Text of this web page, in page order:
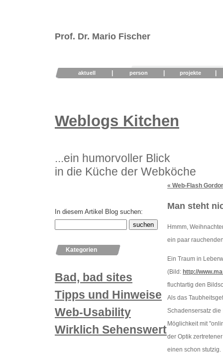
Prof. Dr. Mario Fischer
aktuell person projekte
Weblogs Kitchen
...ein humorvoller Blick
in die Küche der Webköche
« Web-Flash
Man steht
Hmmm,
ein paar
Ein Traum in
(Bild: http://
fluchtartig den
Als das
Schadensersatz
Möglichkeit mit
der Optik
einen schon stutzig.
In diesem Artikel Blog suchen:
Kategorien
Bad, bad sites
Tipps und Hinweise
Web-Usability
Wirklich Sehenswertes